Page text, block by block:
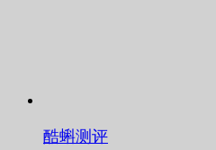
酷蝌测评